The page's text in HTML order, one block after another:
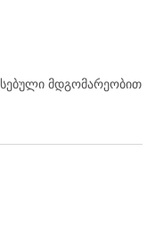
მდგომარეობით